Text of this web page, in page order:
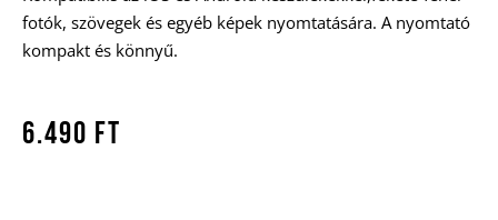
fotók, szövegek és egyéb képek nyomtatására. A nyomtató
kompakt és könnyű.
6.490 Ft